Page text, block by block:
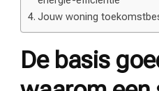
Jouw woning
De basis